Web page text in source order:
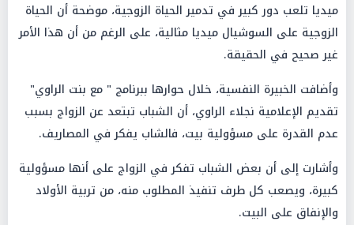
ميديا تلعب دور كبير في تدمير الحياة الزوجية، موضحة أن الحياة
الزوجية على السوشيال ميديا مثالية، على الرغم من أن هذا الأمر
غير صحيح في الحقيقة.
وأضافت الخبيرة النفسية، خلال حوارها ببرنامج " مع بنت الراوي"
تقديم الإعلامية نجلاء الراوي، أن الشباب تبتعد عن الزواج بسبب
عدم القدرة على مسؤولية بيت، فالشاب يفكر في المصاريف.
وأشارت إلى أن بعض الشباب تفكر في الزواج على أنها مسؤولية
كبيرة، ويصعب كل طرف تنفيذ المطلوب منه، من تربية الأولاد
والإنفاق على البيت.